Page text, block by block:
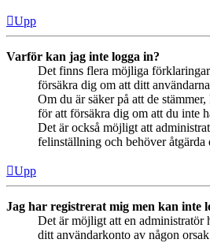
Upp
Varför kan jag inte logga in?
Det finns flera möjliga
försäkra dig om att ditt
Om du är säker på att de
för att försäkra dig om att du inte
Det är också möjligt att
felinställning och behöver åtgärda
Upp
Jag har registrerat mig men kan inte
Det är möjligt att en administratör
ditt användarkonto av någon